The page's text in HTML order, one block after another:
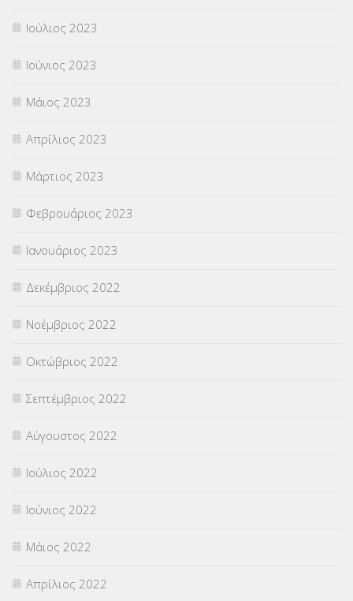
Ιούλιος 2023
Ιούνιος 2023
Μάιος 2023
Απρίλιος 2023
Μάρτιος 2023
Φεβρουάριος 2023
Ιανουάριος 2023
Δεκέμβριος 2022
Νοέμβριος 2022
Οκτώβριος 2022
Σεπτέμβριος 2022
Αύγουστος 2022
Ιούλιος 2022
Ιούνιος 2022
Μάιος 2022
Απρίλιος 2022